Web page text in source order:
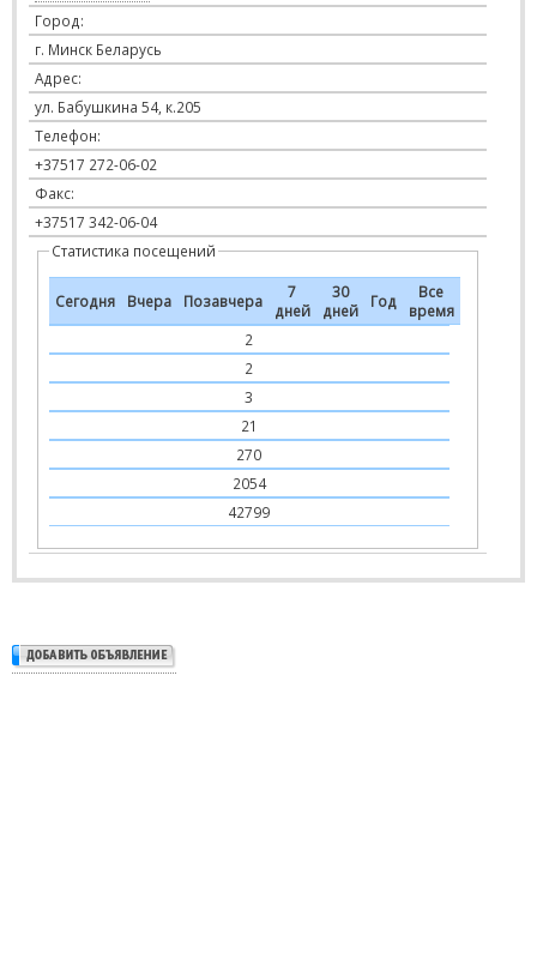
Город:
г. Минск Беларусь
Адрес:
ул. Бабушкина 54, к.205
Телефон:
+37517 272-06-02
Факс:
+37517 342-06-04
Статистика посещений
Сегодня Вчера Позавчера
7
дней
30
дней
Год
Все
время
2
2
3
21
270
2054
42799